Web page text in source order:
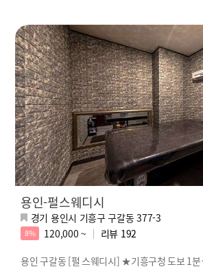
용인-펄스웨디시
경기 용인시 기흥구 구갈동 377-3
8% 120,000 ~ 리뷰 192
용인 구갈동 [펄 스웨디시] ★기흥구청 도보 1